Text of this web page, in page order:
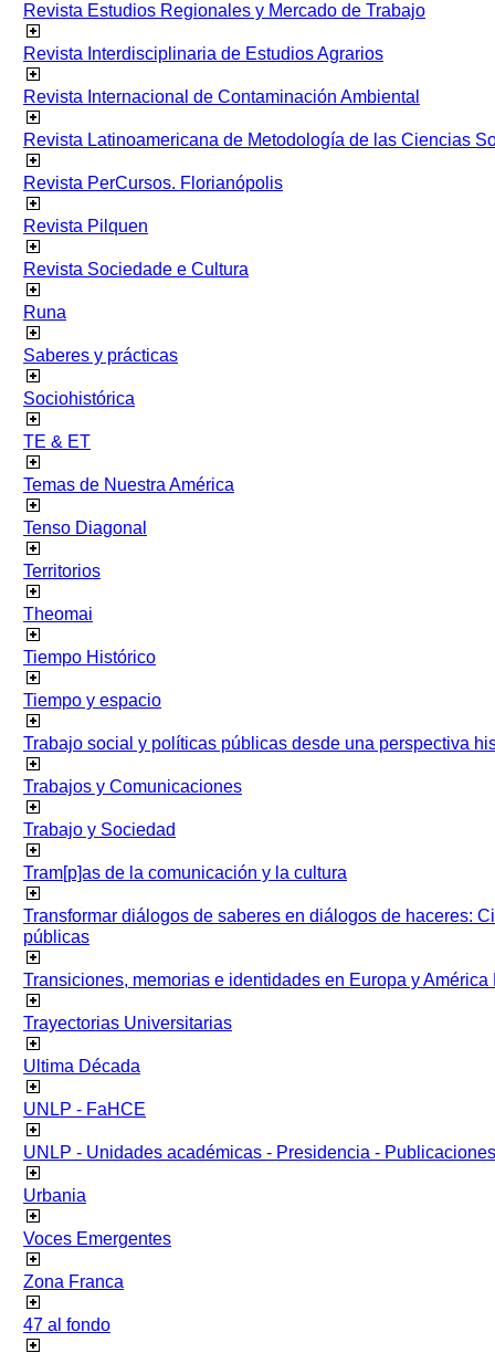
Revista Estudios Regionales y Mercado de Trabajo
Revista Interdisciplinaria de Estudios Agrarios
Revista Internacional de Contaminación Ambiental
Revista Latinoamericana de Metodología de las Ciencias
Revista PerCursos. Florianópolis
Revista Pilquen
Revista Sociedade e Cultura
Runa
Saberes y prácticas
Sociohistórica
TE & ET
Temas de Nuestra América
Tenso Diagonal
Territorios
Theomai
Tiempo Histórico
Tiempo y espacio
Trabajo social y políticas públicas desde una perspectiva
Trabajos y Comunicaciones
Trabajo y Sociedad
Tram[p]as de la comunicación y la cultura
Transformar diálogos de saberes en diálogos de haceres:
públicas
Transiciones, memorias e identidades en Europa y América
Trayectorias Universitarias
Ultima Década
UNLP - FaHCE
UNLP - Unidades académicas - Presidencia - Publicaciones
Urbania
Voces Emergentes
Zona Franca
47 al fondo